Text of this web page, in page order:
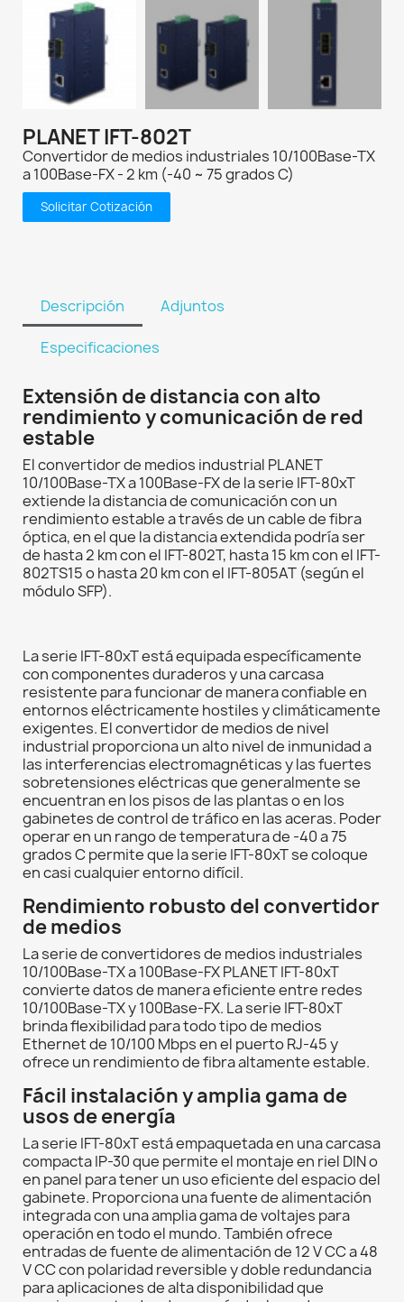
PLANET IFT-802T
Convertidor de medios industriales 10/100Base-TX
a 100Base-FX - 2 km (-40 ~ 75 grados C)
Solicitar Cotización
Descripción Adjuntos
Especificaciones
Extensión de distancia con alto
rendimiento y comunicación de red
estable
El convertidor de medios industrial PLANET
10/100Base-TX a 100Base-FX de la serie IFT-80xT
extiende la distancia de comunicación con un
rendimiento estable a través de un cable de fibra
óptica, en el que la distancia extendida podría ser
de hasta 2 km con el IFT-802T, hasta 15 km con el IFT-
802TS15 o hasta 20 km con el IFT-805AT (según el
módulo SFP).
La serie IFT-80xT está equipada específicamente
con componentes duraderos y una carcasa
resistente para funcionar de manera confiable en
entornos eléctricamente hostiles y climáticamente
exigentes. El convertidor de medios de nivel
industrial proporciona un alto nivel de inmunidad a
las interferencias electromagnéticas y las fuertes
sobretensiones eléctricas que generalmente se
encuentran en los pisos de las plantas o en los
gabinetes de control de tráfico en las aceras. Poder
operar en un rango de temperatura de -40 a 75
grados C permite que la serie IFT-80xT se coloque
en casi cualquier entorno difícil.
Rendimiento robusto del convertidor
de medios
La serie de convertidores de medios industriales
10/100Base-TX a 100Base-FX PLANET IFT-80xT
convierte datos de manera eficiente entre redes
10/100Base-TX y 100Base-FX. La serie IFT-80xT
brinda flexibilidad para todo tipo de medios
Ethernet de 10/100 Mbps en el puerto RJ-45 y
ofrece un rendimiento de fibra altamente estable.
Fácil instalación y amplia gama de
usos de energía
La serie IFT-80xT está empaquetada en una carcasa
compacta IP-30 que permite el montaje en riel DIN o
en panel para tener un uso eficiente del espacio del
gabinete. Proporciona una fuente de alimentación
integrada con una amplia gama de voltajes para
operación en todo el mundo. También ofrece
entradas de fuente de alimentación de 12 V CC a 48
V CC con polaridad reversible y doble redundancia
para aplicaciones de alta disponibilidad que